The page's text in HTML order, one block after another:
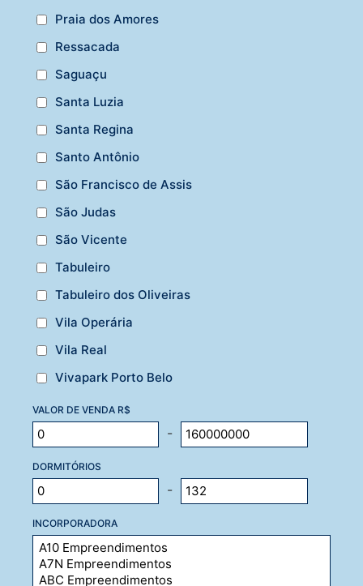
Praia dos Amores
Ressacada
Saguaçu
Santa Luzia
Santa Regina
Santo Antônio
São Francisco de Assis
São Judas
São Vicente
Tabuleiro
Tabuleiro dos Oliveiras
Vila Operária
Vila Real
Vivapark Porto Belo
VALOR DE VENDA R$
-
DORMITÓRIOS
-
INCORPORADORA